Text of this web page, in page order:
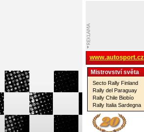
www.autosport.cz
Mistrovství­ světa
Secto Rally Finland
Rally del Paraguay
Rally Chile Biobío
Rally Italia Sardegna